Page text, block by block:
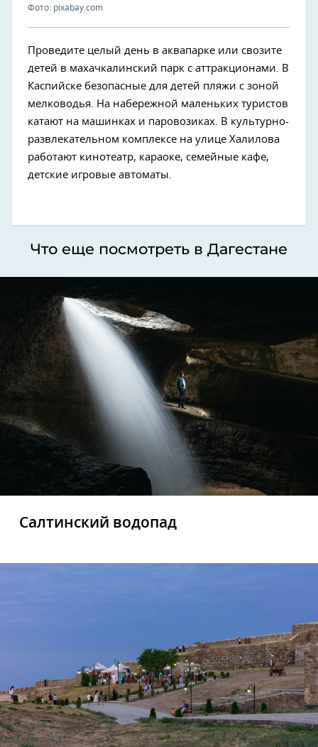
Фото: pixabay.com
Проведите целый день в аквапарке или свозите
детей в махачкалинский парк с аттракционами. В
Каспийске безопасные для детей пляжи с зоной
мелководья. На набережной маленьких туристов
катают на машинках и паровозиках. В культурно-
развлекательном комплексе на улице Халилова
работают кинотеатр, караоке, семейные кафе,
детские игровые автоматы.
Что еще посмотреть в Дагестане
Салтинский водопад